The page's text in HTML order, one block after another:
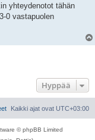
yhteydenotot tähän
0 vastapuolen
Hyppää
Kaikki ajat ovat UTC+03:00
© phpBB Limited